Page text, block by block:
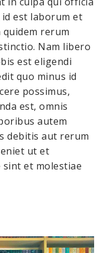
est laborum et
rerum
Nam libero
est eligendi
quo minus id
possimus,
est, omnis
autem
debitis aut rerum
ut et
et molestiae